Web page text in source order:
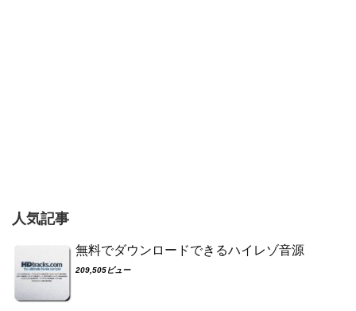
人気記事
無料でダウンロードできるハイレゾ音源
209,505ビュー